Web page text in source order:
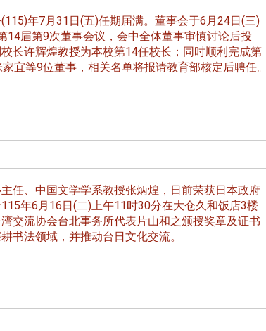
年7月31日(五)任期届满。董事会于6月24日(三)
14届第9次董事会议，会中全体董事审慎讨论后投
长许辉煌教授为本校第14任校长；同时顺利完成第
宜等9位董事，相关名单将报请教育部核定后聘任。
任、中国文学学系教授张炳煌，日前荣获日本政府
年6月16日(二)上午11时30分在大仓久和饭店3楼
交流协会台北事务所代表片山和之颁授奖章及证书
书法领域，并推动台日文化交流。